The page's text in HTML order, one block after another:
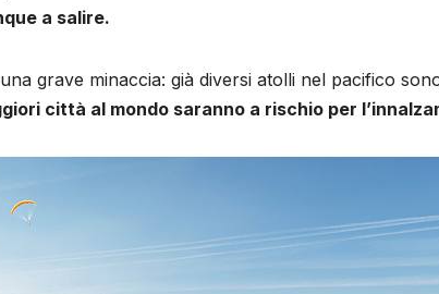
a salire.
grave minaccia: già diversi atolli nel pacifico
città al mondo saranno a rischio per